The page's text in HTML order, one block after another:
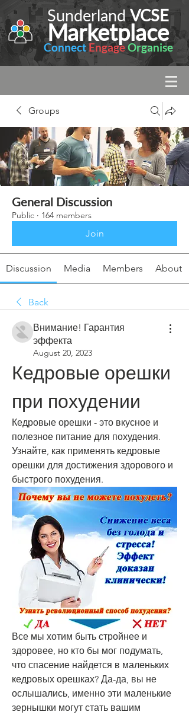
Marketplace
SunderlandVCSE
ConnectEngageOrganise
Groups
General Discussion
Public · 164 members
Join
Discussion Media Members About
Back
Внимание! Гарантия
эффекта
August 20, 2023
Кедровые орешки
при похудении
Кедровые орешки - это вкусное и
полезное питание для похудения.
Узнайте, как применять кедровые
орешки для достижения здорового и
быстрого похудения.
Все мы хотим быть стройнее и
здоровее, но кто бы мог подумать,
что спасение найдется в маленьких
кедровых орешках? Да-да, вы не
ослышались, именно эти маленькие
зернышки могут стать вашим